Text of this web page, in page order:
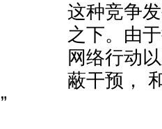
这种竞争
之下。由
网络行动
蔽干预，